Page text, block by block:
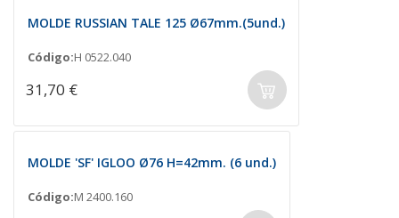
MOLDE RUSSIAN TALE 125 Ø67mm.(5und.)
Código:H 0522.040
31,70 €
MOLDE 'SF' IGLOO Ø76 H=42mm. (6 und.)
Código:M 2400.160